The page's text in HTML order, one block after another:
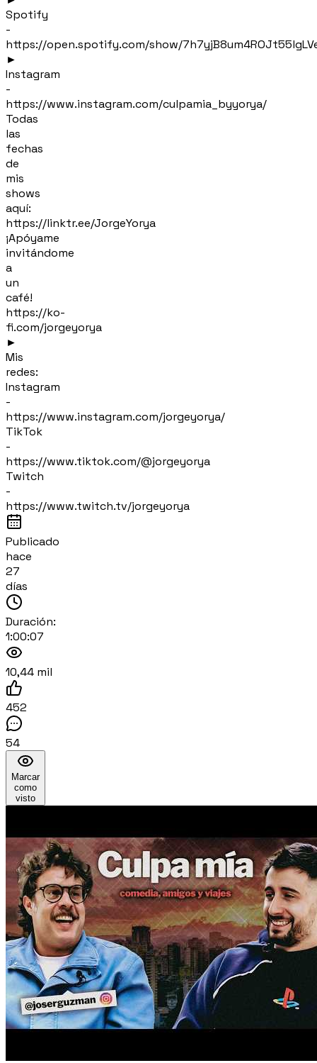
Spotify
-
https://open.spotify.com/show/
►
Instagram
-
https://www.instagram.com/culpamia_byyorya/
Todas
las
fechas
de
mis
shows
aquí:
https://linktr.ee/JorgeYorya
¡Apóyame
invitándome
a
un
café!
https://ko-
fi.com/jorgeyorya
►
Mis
redes:
Instagram
-
https://www.instagram.com/jorgeyorya/
TikTok
-
https://www.tiktok.com/@jorgeyorya
Twitch
-
https://www.twitch.tv/jorgeyorya
Publicado
hace
27
días
Duración:
1:00:07
10,44 mil
452
54
Marcar
como
visto